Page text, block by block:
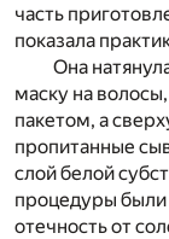
часть
показала
Она
маску на
пакетом, а
пропитанные
слой белой
процедуры
отечность от